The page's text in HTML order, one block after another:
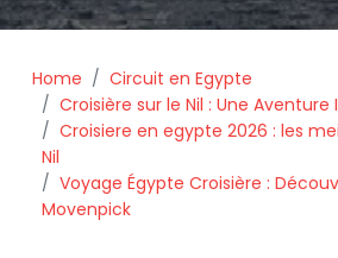
Home
Circuit en Egypte
Croisière sur le Nil : Une
Croisiere en egypte 2026 : les
Nil
Voyage Égypte Croisière :
Movenpick